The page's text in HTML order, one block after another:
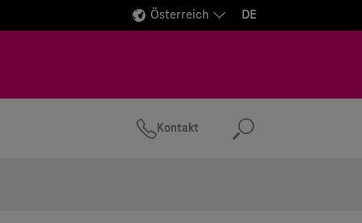
Österreich DE
Kontakt Suchen